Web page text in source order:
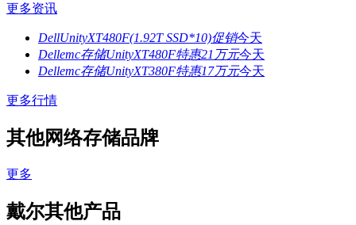
更多资讯
DellUnityXT480F(1.92T SSD*10)促销今天
Dellemc存储UnityXT480F特惠21万元今天
Dellemc存储UnityXT380F特惠17万元今天
更多行情
其他网络存储品牌
更多
戴尔其他产品